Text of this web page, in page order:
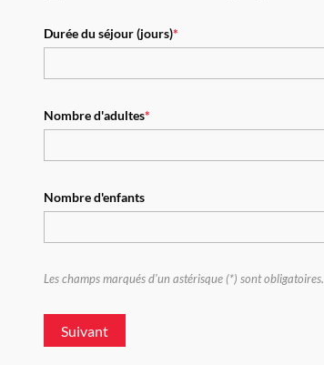
Durée du séjour (jours)*
Nombre d'adultes*
Nombre d'enfants
Les champs marqués d'un astérisque (*) sont obligatoires.
Suivant